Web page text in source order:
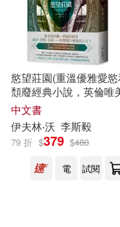
楊金鑫 編著(1)
樂友文化健康
歐‧亨利(1)
江懿倫(1)
雲南人民出版社
電子工業出版
電子科技大學出
青林(1)
慾望莊園(重溫優雅愛
頹廢經典小說，英倫唯
獲獎電視劇之原著神作)
中文書
伊夫林‧沃 李斯毅
79 折 $379 $480
電
試閱